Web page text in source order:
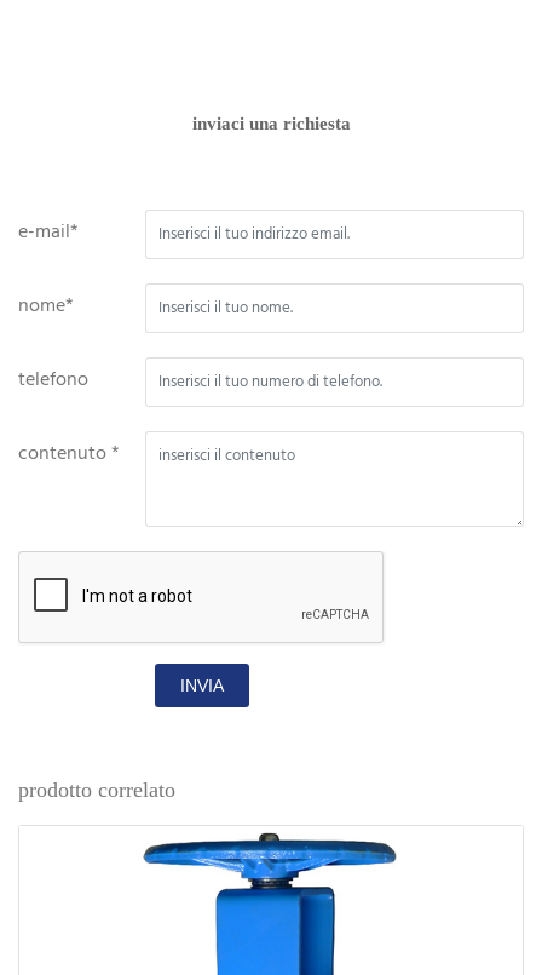
inviaci una richiesta
e-mail*
nome*
telefono
contenuto *
INVIA
prodotto correlato